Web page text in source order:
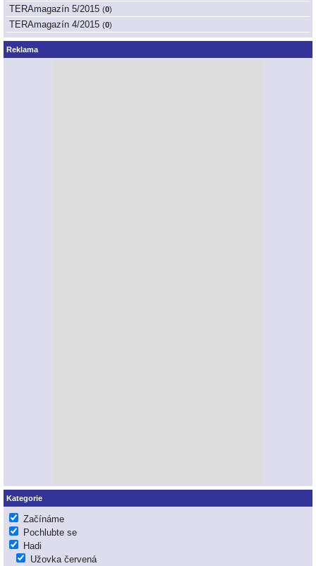
TERAmagazín 5/2015 (0)
TERAmagazín 4/2015 (0)
Reklama
Kategorie
Začínáme
Pochlubte se
Hadi
Užovka červená